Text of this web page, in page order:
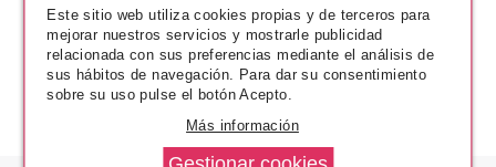
Este sitio web utiliza cookies propias y de terceros para
mejorar nuestros servicios y mostrarle publicidad
relacionada con sus preferencias mediante el análisis de
sus hábitos de navegación. Para dar su consentimiento
sobre su uso pulse el botón Acepto.
Más información